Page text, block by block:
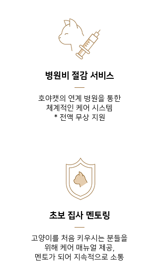
병원비 절감 서비스
호야캣의 연계 병원을 통한
체계적인 케어 시스템
* 전액 무상 지원
초보 집사 멘토링
고양이를 처음 키우시는 분들을
위해 케어 매뉴얼 제공,
​멘토가 되어 지속적으로 소통